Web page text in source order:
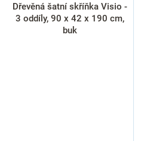
Dřevěná šatní skříňka Visio -
3 oddíly, 90 x 42 x 190 cm,
buk